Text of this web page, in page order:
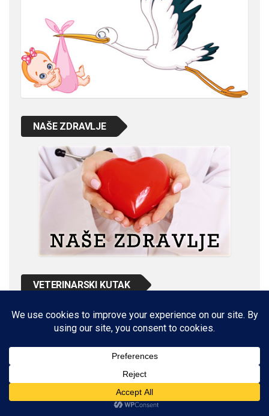
NAŠE ZDRAVLJE
VETERINARSKI KUTAK